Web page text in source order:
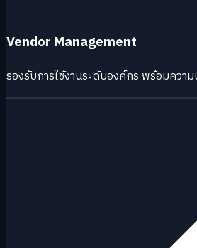
Vendor Management
รองรับการใช้งานระดับองค์กร พร้อมควา